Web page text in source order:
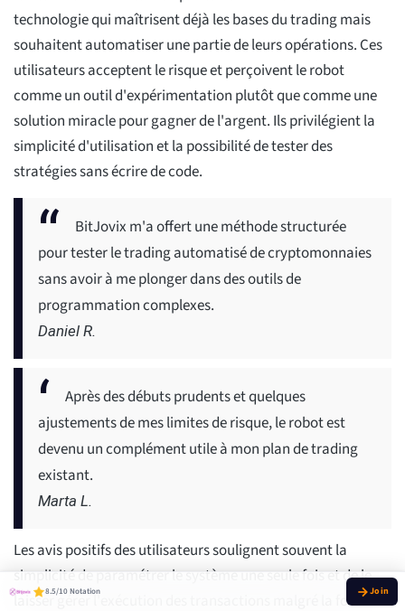
technologie qui maîtrisent déjà les bases du trading mais
souhaitent automatiser une partie de leurs opérations. Ces
utilisateurs acceptent le risque et perçoivent le robot
comme un outil d'expérimentation plutôt que comme une
solution miracle pour gagner de l'argent. Ils privilégient la
simplicité d'utilisation et la possibilité de tester des
stratégies sans écrire de code.
BitJovix m'a offert une méthode structurée
pour tester le trading automatisé de cryptomonnaies
sans avoir à me plonger dans des outils de
programmation complexes.
Daniel R.
Après des débuts prudents et quelques
ajustements de mes limites de risque, le robot est
devenu un complément utile à mon plan de trading
existant.
Marta L.
Les avis positifs des utilisateurs soulignent souvent la
simplicité de paramétrer le système une seule fois et de le
laisser gérer l'exécution des transactions malgré la forte
8.5/10 Notation